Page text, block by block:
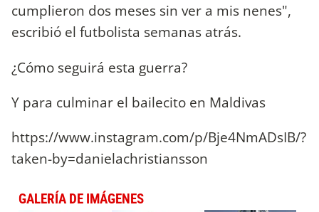
cumplieron dos meses sin ver a mis nenes",
escribió el futbolista semanas atrás.
¿Cómo seguirá esta guerra?
Y para culminar el bailecito en Maldivas
https://www.instagram.com/p/Bje4NmADsIB/?
taken-by=danielachristiansson
GALERÍA DE IMÁGENES